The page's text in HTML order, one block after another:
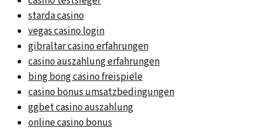
starda casino
vegas casino login
gibraltar casino erfahrungen
casino auszahlung erfahrungen
bing bong casino freispiele
casino bonus umsatzbedingungen
ggbet casino auszahlung
online casino bonus